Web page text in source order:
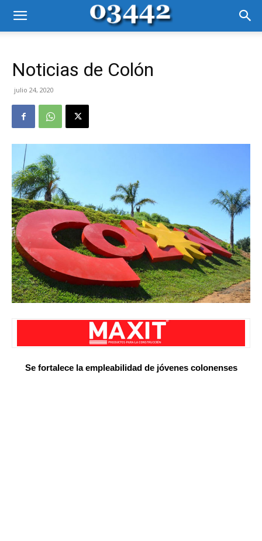
Noticias de Colón
julio 24, 2020
Se fortalece la empleabilidad de jóvenes colonenses